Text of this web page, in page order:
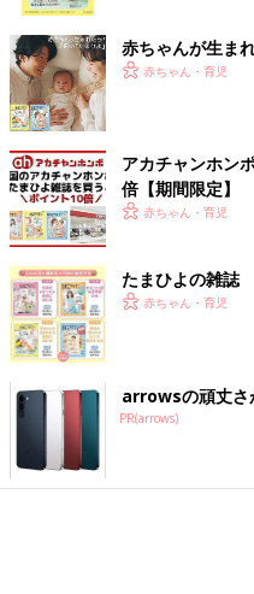
生後4日目、満生さんが初めて検査入
ちゃんの皮膚の状態は日に日に様子が
――検査入院は何日続いたの
はどのような様子でしたか？
満生 検査入院は18日間続き
した。
状況は、日に日に変わってい
時外出が認められて、初めて
は、想像より落ち着いている
いかも」と期待がもてました
赤ちゃんが生ま
赤ちゃん・育児
アカチャンホン
倍【期間限定】
赤ちゃん・育児
たまひよの雑誌
赤ちゃん・育児
arrowsの頑丈さ
PR(arrows)